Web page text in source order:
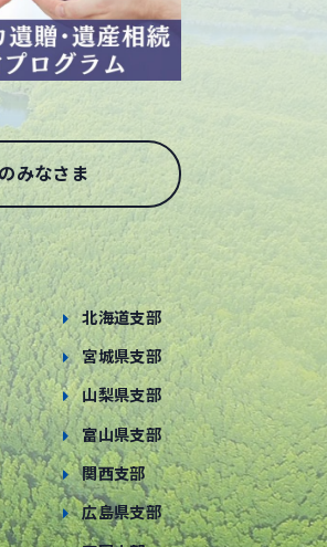
みなさま
北海道支部
宮城県支部
山梨県支部
富山県支部
関西支部
広島県支部